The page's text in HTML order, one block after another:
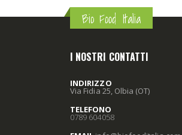
Bio Food Italia
I NOSTRI CONTATTI
INDIRIZZO
Via Fidia 25, Olbia (OT)
TELEFONO
0789 604058